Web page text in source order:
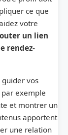
ce que
votre
un lien
rendez-
vos
exemple
et montrer un
apportent
une relation